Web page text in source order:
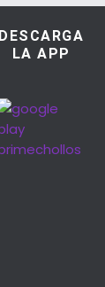
DESCARGA
LA APP